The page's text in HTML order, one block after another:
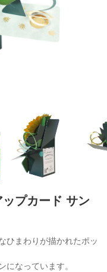
プカード サン
ひまわりが描かれたポッ
になっています。